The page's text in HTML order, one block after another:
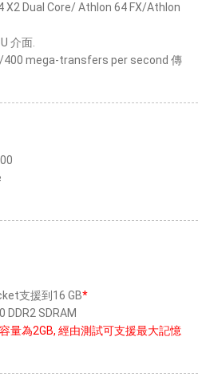
X2 Dual Core/ Athlon 64 FX/Athlon
介面.
mega-transfers per second 傳
支援到16 GB*
SDRAM
量為2GB, 經由測試可支援最大記憶